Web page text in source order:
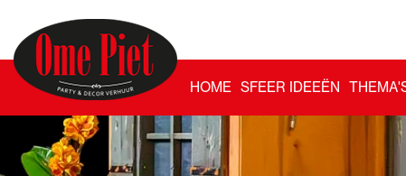
HOME SFEER IDEEËN